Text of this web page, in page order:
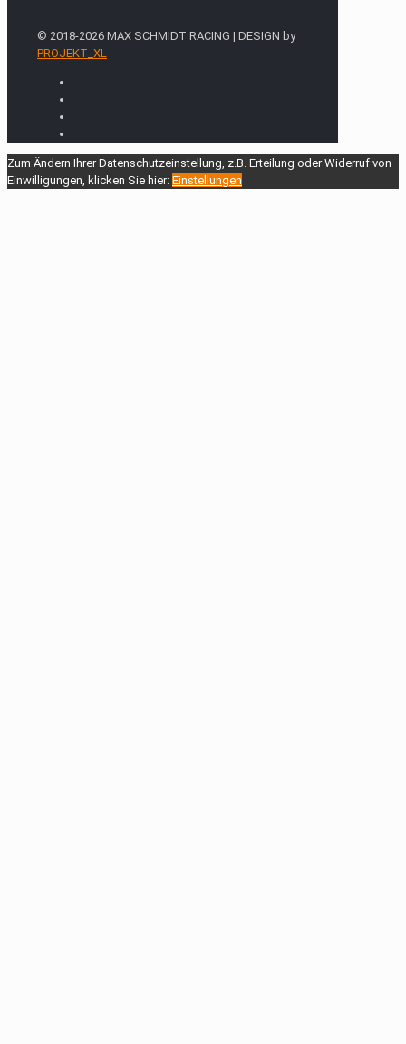
© 2018-2026 MAX SCHMIDT RACING | DESIGN by
PROJEKT_XL
Zum Ändern Ihrer Datenschutzeinstellung, z.B. Erteilung oder Widerruf von
Einwilligungen, klicken Sie hier: Einstellungen